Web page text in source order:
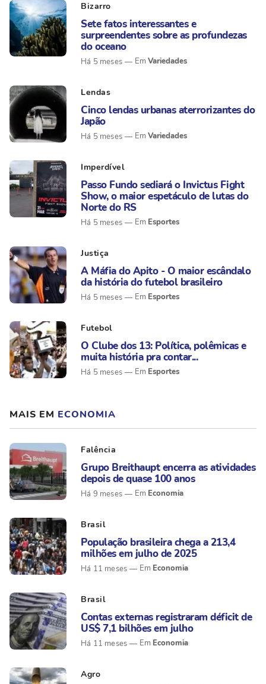
Bizarro
Sete fatos interessantes e
surpreendentes sobre as profundezas
do oceano
Há 5 meses Variedades
Lendas
Cinco lendas urbanas aterrorizantes do
Japão
Há 5 meses Variedades
Imperdível
Passo Fundo sediará o Invictus Fight
Show, o maior espetáculo de lutas do
Norte do RS
Há 5 meses Esportes
Justiça
A Máfia do Apito - O maior escândalo
da história do futebol brasileiro
Há 5 meses Esportes
Futebol
O Clube dos 13: Política, polêmicas e
muita história pra contar...
Há 5 meses Esportes
MAIS EM ECONOMIA
Falência
Grupo Breithaupt encerra as atividades
depois de quase 100 anos
Há 9 meses Economia
Brasil
População brasileira chega a 213,4
milhões em julho de 2025
Há 11 meses Economia
Brasil
Contas externas registraram déficit de
US$ 7,1 bilhões em julho
Há 11 meses Economia
Agro